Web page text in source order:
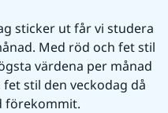
Med röd och fet stil
värdena per månad
stil den veckodag då
förekommit.